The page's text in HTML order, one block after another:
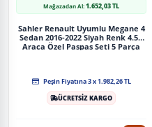
Paket İçeriği
Renault Megane E-Tech 2023
Mağazadan Al:1.652,03 TL
Sahler Renault Uyumlu Megane 4
Sedan 2016-2022 Siyah Renk 4.5D
Araca Özel Paspas Seti 5 Parça
Peşin Fiyatına 3 x 1.982,26 TL
ÜCRETSİZ KARGO